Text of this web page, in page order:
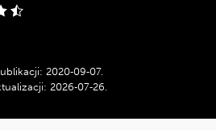
2020‑09‑07.
2026‑07‑26.